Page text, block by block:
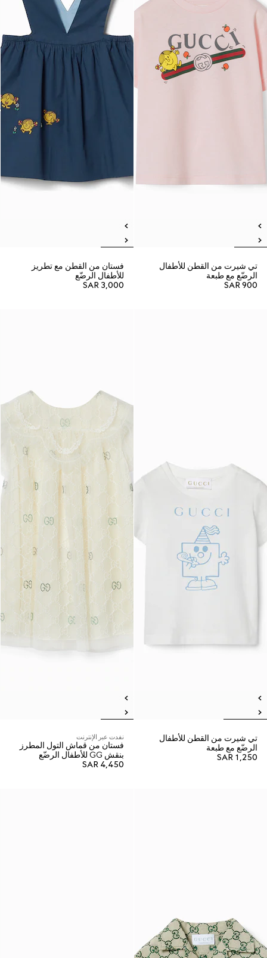
تي شيرت من القطن للأطفال
الرضّع مع طبعة
SAR 900
فستان من القطن مع تطريز
للأطفال الرضّع
SAR 3,000
تي شيرت من القطن للأطفال
الرضّع مع طبعة
SAR 1,250
نفدت عبر الإنترنت
فستان من قماش التول المطرز
بنقش GG للأطفال الرضّع
SAR 4,450